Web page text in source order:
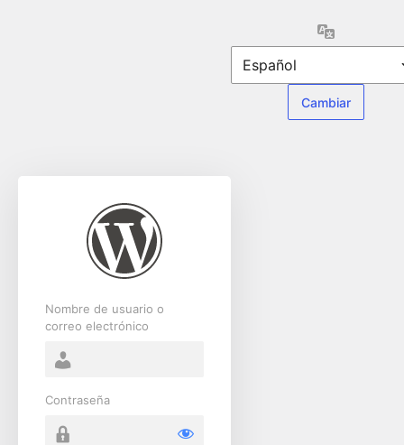
Nombre de usuario o
correo electrónico
Contraseña
Idioma